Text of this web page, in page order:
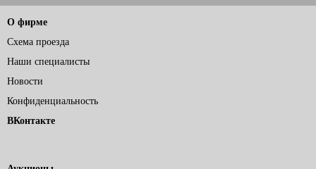
О фирме
Схема проезда
Наши специалисты
Новости
Конфиденциальность
ВКонтакте